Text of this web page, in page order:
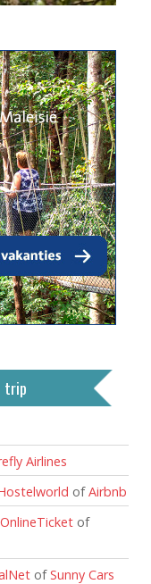
trip
Airlines
ofAirbnb
of
ofSunny Cars